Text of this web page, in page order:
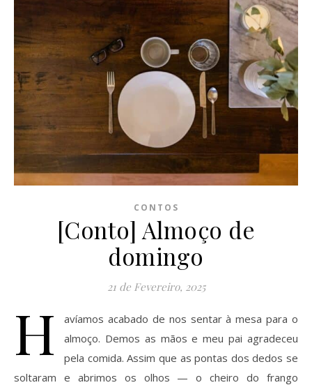
CONTOS
[Conto] Almoço de
domingo
21 de Fevereiro, 2025
H
avíamos acabado de nos sentar à mesa para o
almoço. Demos as mãos e meu pai agradeceu
pela comida. Assim que as pontas dos dedos se
soltaram e abrimos os olhos — o cheiro do frango